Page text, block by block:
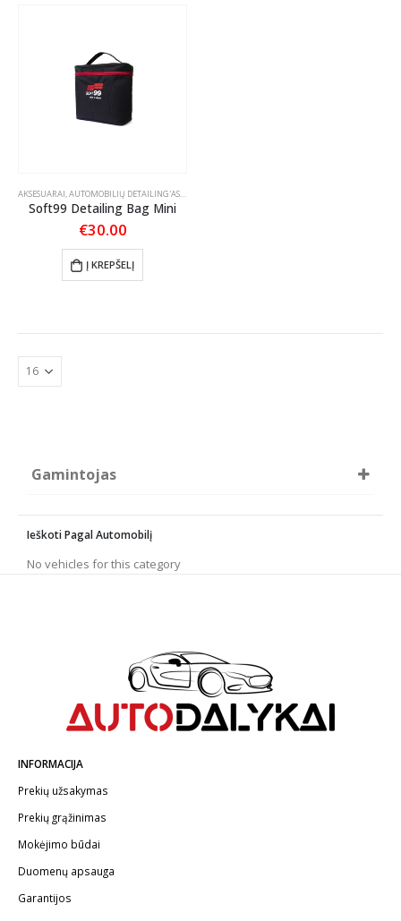
AKSESUARAI,AUTOMOBILIŲ DETAILING'AS,ĮRANGA DETAILING'UI
Soft99 Detailing Bag Mini
€30.00
Į KREPŠELĮ
Gamintojas
GYEON
MIRKA
ROOKS
Ieškoti Pagal Automobilį
No vehicles for this category
INFORMACIJA
Prekių užsakymas
Prekių grąžinimas
Mokėjimo būdai
Duomenų apsauga
Garantijos